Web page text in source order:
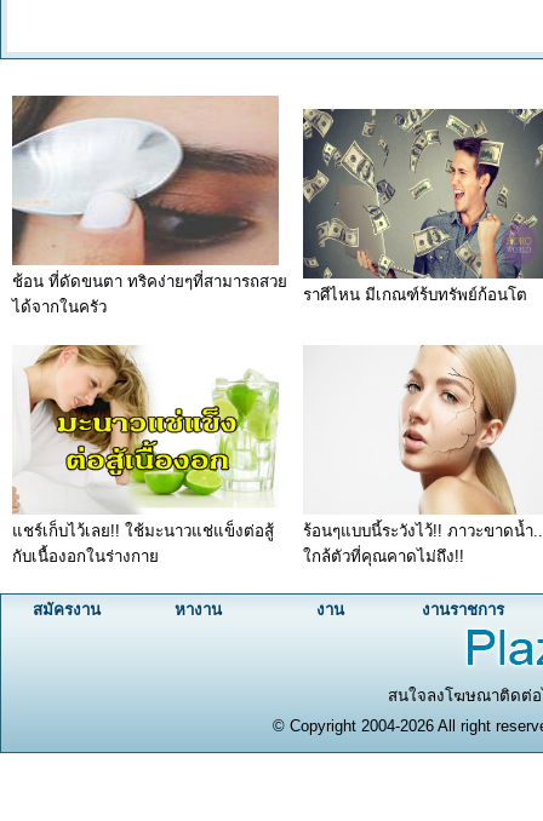
ช้อน ที่ดัดขนตา ทริคง่ายๆที่สามารถสวย
ได้จากในครัว
ราศีไหน มีเกณฑ์ร้บทรัพย์ก้อนโต
แชร์เก็บไว้เลย!! ใช้มะนาวแช่แข็งต่อสู้
กับเนื้องอกในร่างกาย
ร้อนๆแบบนี้ระวังไว้!! ภาวะขาดน้ำ
ใกล้ตัวที่คุณคาดไม่ถึง!!
สมัครงาน หางาน งาน งานราชการ
สนใจลงโฆษณาติดต่อ
© Copyright 2004-2026 All right